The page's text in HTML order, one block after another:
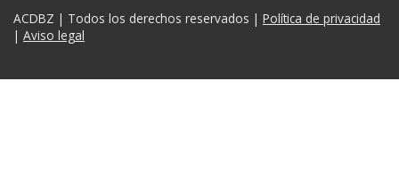
ACDBZ | Todos los derechos reservados | Política de privacidad
| Aviso legal